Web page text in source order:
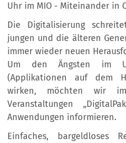
Uhr im MIO - Miteinander in
Die Digitalisierung
jungen und die älteren
immer wieder neuen
Um den Ängsten im
(Applikationen auf dem
wirken, möchten wir
Veranstaltungen
Anwendungen informieren.
Einfaches, bargeldloses